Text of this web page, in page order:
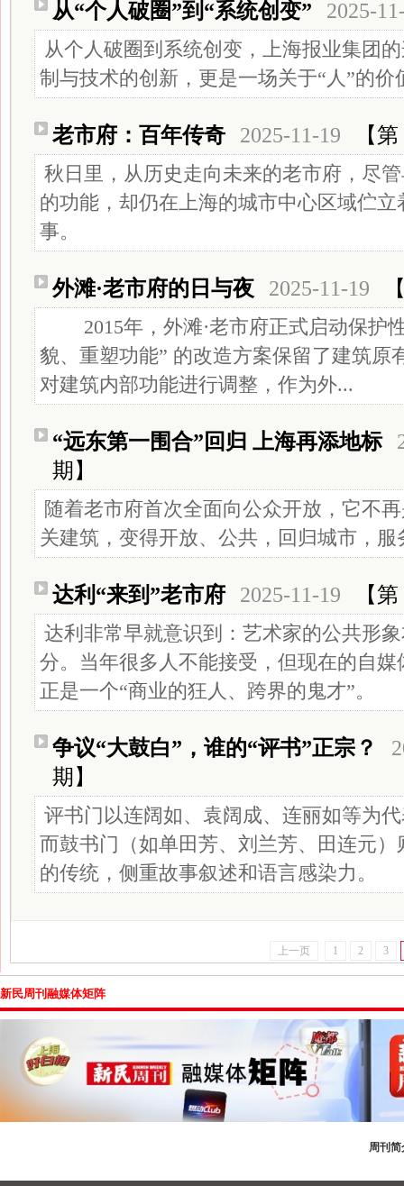
从“个人破圈”到“系统创变” 2025-
从个人破圈到系统创变，上海报业集团
制与技术的创新，更是一场关于“人”的价
老市府：百年传奇 2025-11-19 【
秋日里，从历史走向未来的老市府，尽
的功能，却仍在上海的城市中心区域伫
事。
外滩·老市府的日与夜 2025-11-19
2015年，外滩·老市府正式启动保护
貌、重塑功能” 的改造方案保留了建筑原
对建筑内部功能进行调整，作为外...
“远东第一围合”回归 上海再添地标
期】
随着老市府首次全面向公众开放，它不
关建筑，变得开放、公共，回归城市，服
达利“来到”老市府 2025-11-19 【
达利非常早就意识到：艺术家的公共形
分。当年很多人不能接受，但现在的自
正是一个“商业的狂人、跨界的鬼才”。
争议“大鼓白”，谁的“评书”正宗？
期】
评书门以连阔如、袁阔成、连丽如等为
而鼓书门（如单田芳、刘兰芳、田连元
的传统，侧重故事叙述和语言感染力。
上一页 1 2 3
新民周刊融媒体矩阵
周刊简